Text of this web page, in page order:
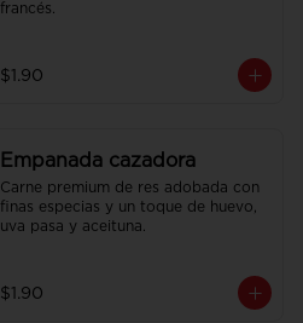
francés.
$1.90
Empanada cazadora
Carne premium de res adobada con
finas especias y un toque de huevo,
uva pasa y aceituna.
$1.90